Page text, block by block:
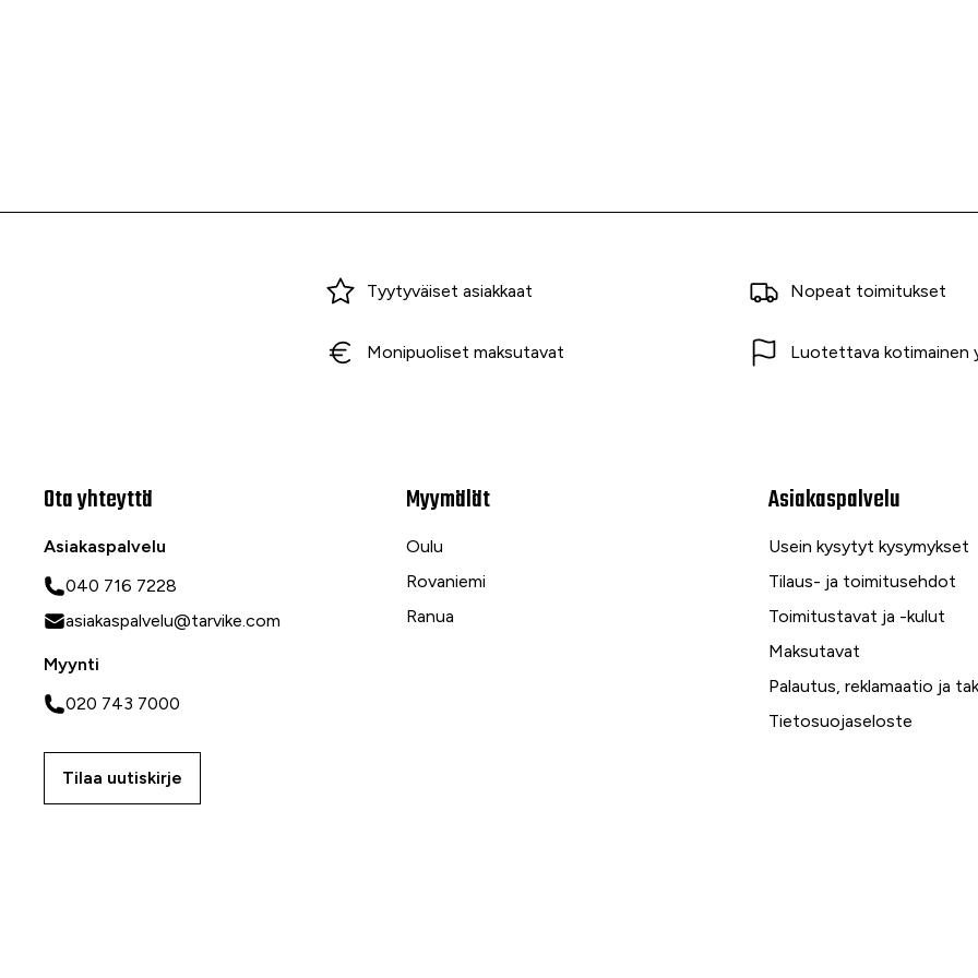
Tyytyväiset asiakkaat Nopeat toimitukset
Monipuoliset maksutavat Luotettava kotimainen
Ota yhteyttä
Asiakaspalvelu
040 716 7228
asiakaspalvelu@tarvike.com
Myynti
020 743 7000
Tilaa uutiskirje
Myymälät
Oulu
Rovaniemi
Ranua
Asiakaspalvelu
Usein kysytyt kysymykset
Tilaus- ja toimitusehdot
Toimitustavat ja -kulut
Maksutavat
Palautus, reklamaatio ja
Tietosuojaseloste